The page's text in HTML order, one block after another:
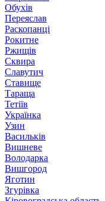
Обухів
Переяслав
Раскопанці
Рокитне
Ржищів
Сквира
Славутич
Ставище
Тараща
Тетіїв
Українка
Узин
Васильків
Вишневе
Володарка
Вишгород
Яготин
Згурівка